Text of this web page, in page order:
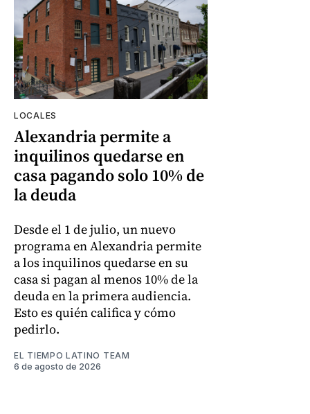
LOCALES
Alexandria permite a
inquilinos quedarse en
casa pagando solo 10% de
la deuda
Desde el 1 de julio, un nuevo
programa en Alexandria permite
a los inquilinos quedarse en su
casa si pagan al menos 10% de la
deuda en la primera audiencia.
Esto es quién califica y cómo
pedirlo.
EL TIEMPO LATINO TEAM
6 de agosto de 2026